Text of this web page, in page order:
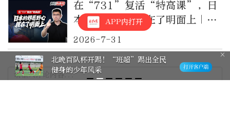
在“731”复活“特高课”，日
本的邪恶野心摆在了明面上｜新
闻我来说
2026-7-31
APP内打开
北晚百队杯开踢！“班超”踢出全民
健身的少年风采